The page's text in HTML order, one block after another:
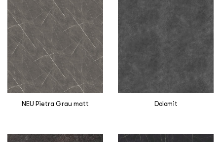
NEU Pietra Grau matt Dolomit